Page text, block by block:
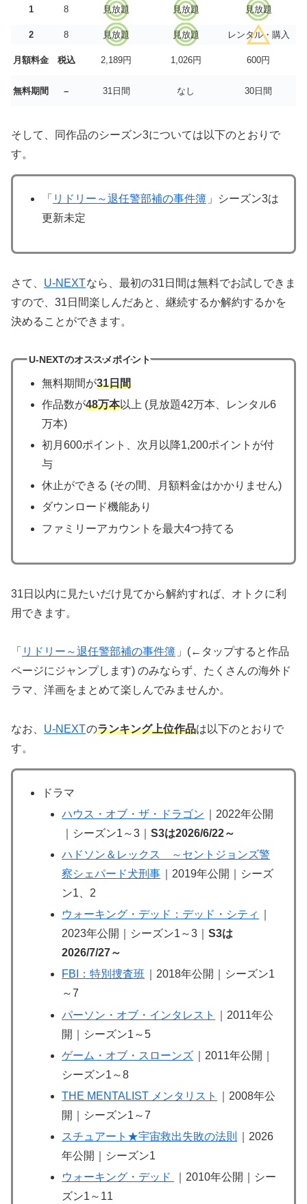
1 8 見放題 見放題 見放題
2 8 見放題 見放題 レンタル・購入
月額料金 税込 2,189円 1,026円 600円
無料期間 – 31日間 なし 30日間
そして、同作品のシーズン3については以下のとおりで
す。
「 リドリー～退任警部補の事件簿 」シーズン3は
更新未定
さて、 U-NEXTなら、最初の31日間は無料でお試しできま
すので、31日間楽しんだあと、継続するか解約するかを
決めることができます。
U-NEXTのオススメポイント
無料期間が31日間
作品数が48万本以上 (見放題42万本、レンタル6
万本)
初月600ポイント、次月以降1,200ポイントが付
与
休止ができる (その間、月額料金はかかりません)
ダウンロード機能あり
ファミリーアカウントを最大4つ持てる
31日以内に見たいだけ見てから解約すれば、オトクに利
用できます。
「 リドリー～退任警部補の事件簿 」(←タップすると作品
ページにジャンプします) のみならず、たくさんの海外ド
ラマ、洋画をまとめて楽しんでみませんか。
なお、 U-NEXTのランキング上位作品は以下のとおりで
す。
ドラマ
ハウス・オブ・ザ・ドラゴン
｜2022年公開
｜シーズン1～3｜S3は2026/6/22～
ハドソン＆レックス ～セントジョンズ警
察シェパード犬刑事 ｜2019年公開｜シーズ
ン1、2
ウォーキング・デッド：デッド・シティ
2023年公開｜シーズン1～3｜S3は
2026/7/27～
FBI：特別捜査班 ｜2018年公開｜シーズン1
～7
パーソン・オブ・インタレスト
｜2011年公
開｜シーズン1～5
ゲーム・オブ・スローンズ ｜2011年公開｜
シーズン1～8
THE MENTALIST メンタリスト
｜2008年公
開｜シーズン1～7
スチュアート★宇宙救出失敗の法則
｜2026
年公開｜シーズン1
ウォーキング・デッド
｜2010年公開｜シー
ズン1～11